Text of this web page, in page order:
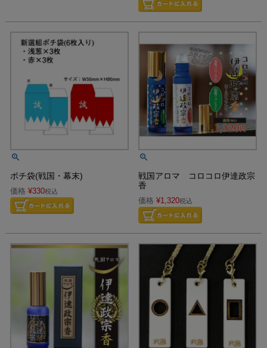
ポチ袋(戦国・幕末)
価格 ¥330税込
戦国アロマ コロコロ伊達政宗
香
価格 ¥1,320税込